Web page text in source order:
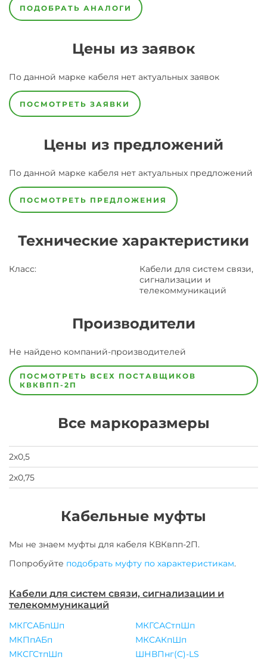
ПОДОБРАТЬ АНАЛОГИ
Цены из заявок
По данной марке кабеля нет актуальных заявок
ПОСМОТРЕТЬ ЗАЯВКИ
Цены из предложений
По данной марке кабеля нет актуальных предложений
ПОСМОТРЕТЬ ПРЕДЛОЖЕНИЯ
Технические характеристики
Класс:
Кабели для систем связи,
сигнализации и
телекоммуникаций
Производители
ЗаводЗавод-
предпочел
скрыть
свои
Не найдено компаний-производителей
ПОСМОТРЕТЬ ВСЕХ ПОСТАВЩИКОВ
КВКВПП-2П
Все маркоразмеры
2х0,5
2х0,75
Кабельные муфты
Мы не знаем муфты для кабеля КВКвпп-2П.
Попробуйте подобрать муфту по характеристикам.
Кабели для систем связи, сигнализации и
телекоммуникаций
МКГСАБпШп
МКГСАСтпШп
МКПпАБп
МКСАКпШп
МКСГСтпШп
ШНВПнг(C)-LS